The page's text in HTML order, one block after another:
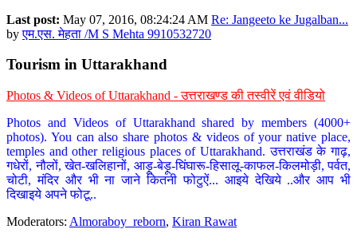
Last post: May 07, 2016, 08:24:24 AM Re: Jangeeto ke Jugalban...
byएम.एस. मेहता /M S Mehta 9910532720
Tourism in Uttarakhand
Photos & Videos of Uttarakhand - उत्तराखण्ड की तस्वीरें एवं वीडियो
Photos and Videos of Uttarakhand shared by members (4000+
photos). You can also share photos & videos of your native place,
temples and other religious places of Uttarakhand. उत्तराखंड के गाढ़,
गधेरों, नौलों, खेत-खलिहानों, आड़ू-बेड़ू-घिंघारू-हिसालू-काफल-किलमोड़ी, पर्वत,
चोटी, मंदिर और भी ना जाने कितनी फोटुऐं... आइये देखिये ..और आप भी
दिखाइये अपने फोटू..
Moderators: Almoraboy_reborn, Kiran Rawat